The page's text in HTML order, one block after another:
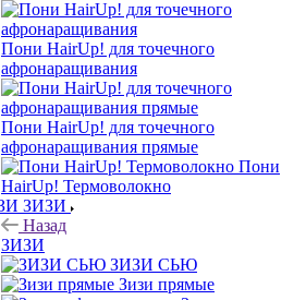
Пони HairUp! для точечного
афронаращивания
Пони HairUp! для точечного
афронаращивания прямые
Пони
HairUp! Термоволокно
ЗИЗИ
Назад
ЗИЗИ
ЗИЗИ СЬЮ
Зизи прямые